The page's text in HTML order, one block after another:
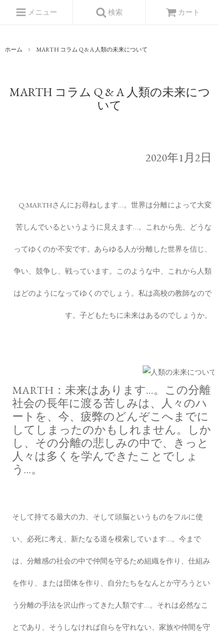
メニュー 検索 カート
ホーム MARTH コラム Q & A 人類の未来について
MARTH コラム Q & A 人類の未来につ
いて
2020年1月2日
Q:MARTHさんにお尋ねします…。世界は分離によって大変
苦しんでいるというように見えます…。これから先、どうな
ってゆくのか不安です。あらゆる人が分離した世界を信じ、
争い、競争し、戦っています。このような中、これから人類
はどのようになってゆくのでしょう。私は高校の教師なので
す。子どもたちに未来はあるのでしょうか。
MARTH：未来はあります…。この分離
社会の長年に渡る苦しみは、人々のハ
ートを、今、疲弊のどんぞこへまでに
してしまったのかもしれません。しか
し、その分離の悲しみの中で、きっと
人々は多くを学んできたことでしょ
う…。
そして持てる最大の力、そして頭脳というものをフルに使
い、必死に考え、新たなる道を模索しています…。今まで
は、分離感の社会の中で仲間を守るため組織を作り、仕組み
を作り、または団体を作り、自分たちをなんとか守ろうとい
う分離の手法を沢山作ってきた人類です…。それは必然なこ
とであり、そうしなければ自らを守れない、家族や仲間を守